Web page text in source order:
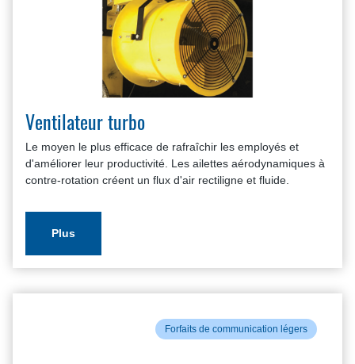
Ventilateur turbo
Le moyen le plus efficace de rafraîchir les employés et
d'améliorer leur productivité. Les ailettes aérodynamiques à
contre-rotation créent un flux d'air rectiligne et fluide.
Plus
Forfaits de communication légers